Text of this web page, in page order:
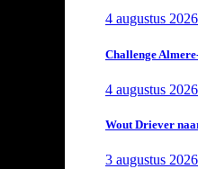
4 augustus 2026
Challenge
4 augustus 2026
Wout Driever
3 augustus 2026